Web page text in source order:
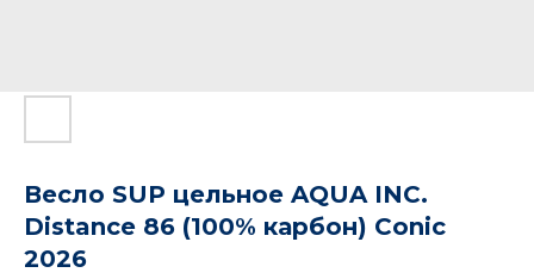
Весло SUP цельное AQUA INC.
Distance 86 (100% карбон) Conic
2026